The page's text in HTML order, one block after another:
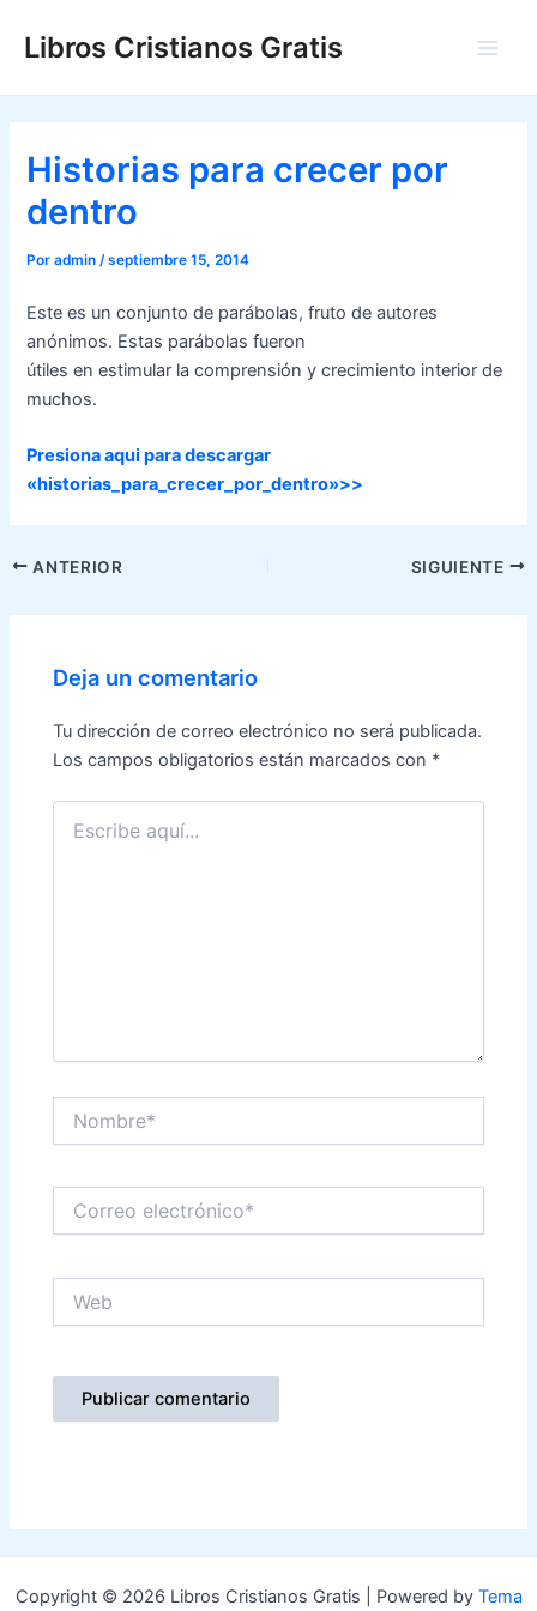
Libros Cristianos Gratis
Historias para crecer por
dentro
Poradmin /septiembre 15, 2014
Este es un conjunto de parábolas, fruto de autores
anónimos. Estas parábolas fueron
útiles en estimular la comprensión y crecimiento interior de
muchos.
Presiona aqui para descargar
«historias_para_crecer_por_dentro»>>
Navegación
entradas
ANTERIOR SIGUIENTE
Deja un comentario
Tu dirección de correo electrónico no será publicada.
Los campos obligatorios están marcados con *
Escribe
aquí...
electrónico*
Copyright © 2026 Libros Cristianos Gratis | Powered by Tema